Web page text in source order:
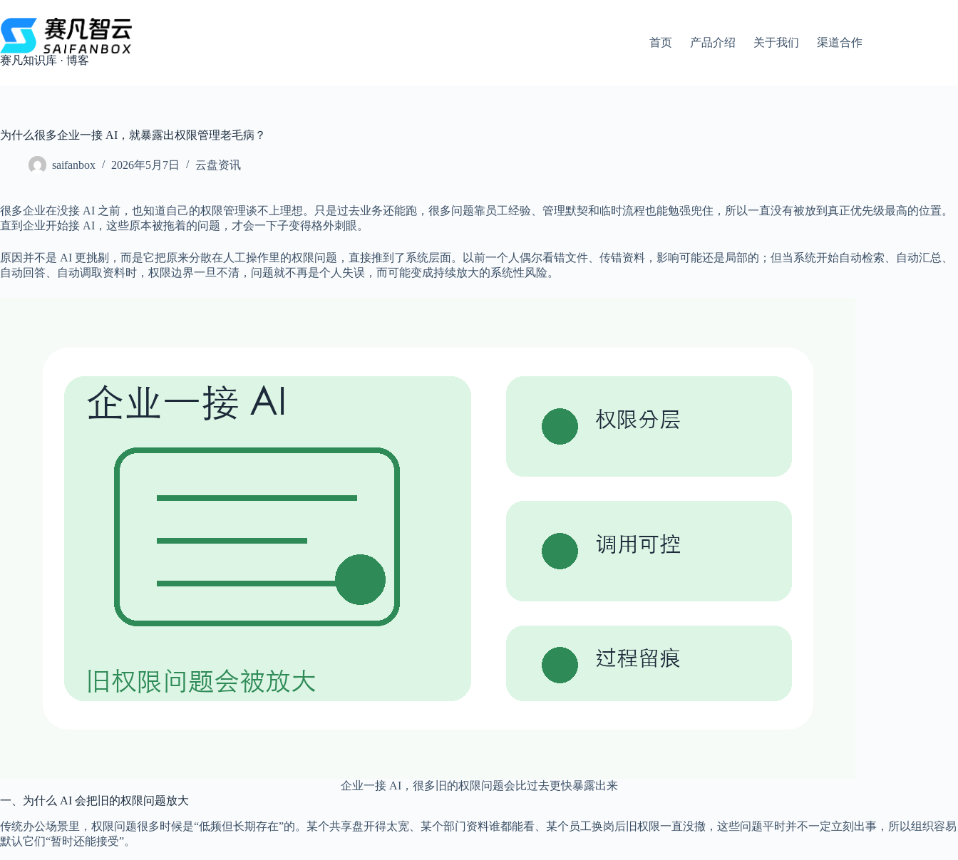
过
内
容
赛凡知识库 · 博客
首页 产品介绍 关于我们 渠道合作
为什么很多企业一接 AI，就暴露出权限管理老毛病？
saifanbox 2026年5月7日 云盘资讯
很多企业在没接 AI 之前，也知道自己的权限管理谈不上理想。只是过去业务还能跑，很多问题靠员工经验、管理默契和临时流程也能勉强兜住，所以一直没有被放到真正优先级最高的位置。
直到企业开始接 AI，这些原本被拖着的问题，才会一下子变得格外刺眼。
原因并不是 AI 更挑剔，而是它把原来分散在人工操作里的权限问题，直接推到了系统层面。以前一个人偶尔看错文件、传错资料，影响可能还是局部的；但当系统开始自动检索、自动汇总、
自动回答、自动调取资料时，权限边界一旦不清，问题就不再是个人失误，而可能变成持续放大的系统性风险。
企业一接 AI，很多旧的权限问题会比过去更快暴露出来
一、为什么 AI 会把旧的权限问题放大
传统办公场景里，权限问题很多时候是“低频但长期存在”的。某个共享盘开得太宽、某个部门资料谁都能看、某个员工换岗后旧权限一直没撤，这些问题平时并不一定立刻出事，所以组织容易
默认它们“暂时还能接受”。